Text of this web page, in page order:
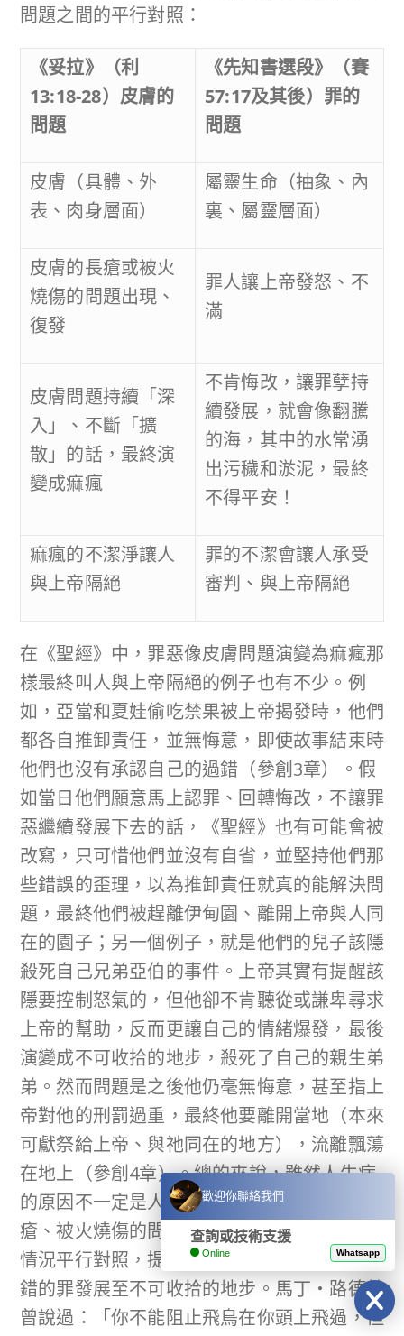
問題之間的平行對照：
《妥拉》（利
13:18-28）皮膚的
問題
《先知書選段》（賽
57:17及其後）罪的
問題
皮膚（具體、外
表、肉身層面）
屬靈生命（抽象、內
裏、屬靈層面）
皮膚的長瘡或被火
燒傷的問題出現、
復發
罪人讓上帝發怒、不
滿
皮膚問題持續「深
入」、不斷「擴
散」的話，最終演
變成痲瘋
不肯悔改，讓罪孽持
續發展，就會像翻騰
的海，其中的水常湧
出污穢和淤泥，最終
不得平安！
痲瘋的不潔淨讓人
與上帝隔絕
罪的不潔會讓人承受
審判、與上帝隔絕
在《聖經》中，罪惡像皮膚問題演變為痲瘋那
樣最終叫人與上帝隔絕的例子也有不少。例
如，亞當和夏娃偷吃禁果被上帝揭發時，他們
都各自推卸責任，並無悔意，即使故事結束時
他們也沒有承認自己的過錯（參創3章）。假
如當日他們願意馬上認罪、回轉悔改，不讓罪
惡繼續發展下去的話，《聖經》也有可能會被
改寫，只可惜他們並沒有自省，並堅持他們那
些錯誤的歪理，以為推卸責任就真的能解決問
題，最終他們被趕離伊甸園、離開上帝與人同
在的園子；另一個例子，就是他們的兒子該隱
殺死自己兄弟亞伯的事件。上帝其實有提醒該
隱要控制怒氣的，但他卻不肯聽從或謙卑尋求
上帝的幫助，反而更讓自己的情緒爆發，最後
演變成不可收拾的地步，殺死了自己的親生弟
弟。然而問題是之後他仍毫無悔意，甚至指上
帝對他的刑罰過重，最終他要離開當地（本來
可獻祭給上帝、與祂同在的地方），流離飄蕩
在地上（參創4章）。總的來說，雖然人生病
的原因不一定是人的罪惡所致[5]，但皮膚長
瘡、被火燒傷的問題，可與罪孽、惡念出現的
情況平行對照，提醒我們不要讓惡念或一時之
錯的罪發展至不可收拾的地步。馬丁‧路德就
曾說過：「你不能阻止飛鳥在你頭上飛過，但
歡迎你聯絡我們
查詢或技術支援
Online Whatsapp